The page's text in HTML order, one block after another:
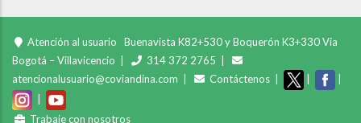
Atención al usuario Buenavista K82+530 y Boquerón K3+330 Vía
Bogotá – Villavicencio |
314 372 2765 |
atencionalusuario@coviandina.com |
Contáctenos
Trabaje con nosotros